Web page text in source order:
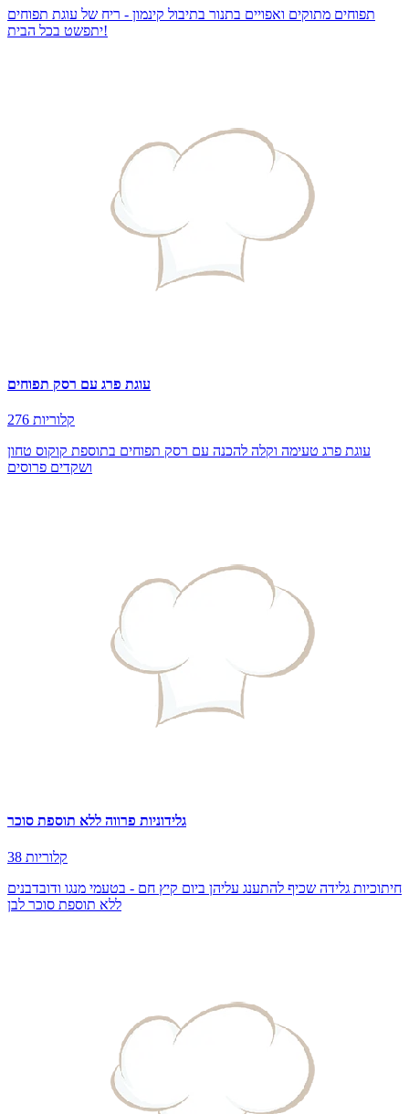
תפוחים מתוקים ואפויים בתנור בתיבול קינמון - ריח של עוגת תפוחים
יתפשט בכל הבית!
עוגת פרג עם רסק תפוחים
276 קלוריות
עוגת פרג טעימה וקלה להכנה עם רסק תפוחים בתוספת קוקוס טחון
ושקדים פרוסים
גלידוניות פרווה ללא תוספת סוכר
38 קלוריות
חיתוכיות גלידה שכיף להתענג עליהן ביום קיץ חם - בטעמי מנגו ודובדבנים
ללא תוספת סוכר לבן